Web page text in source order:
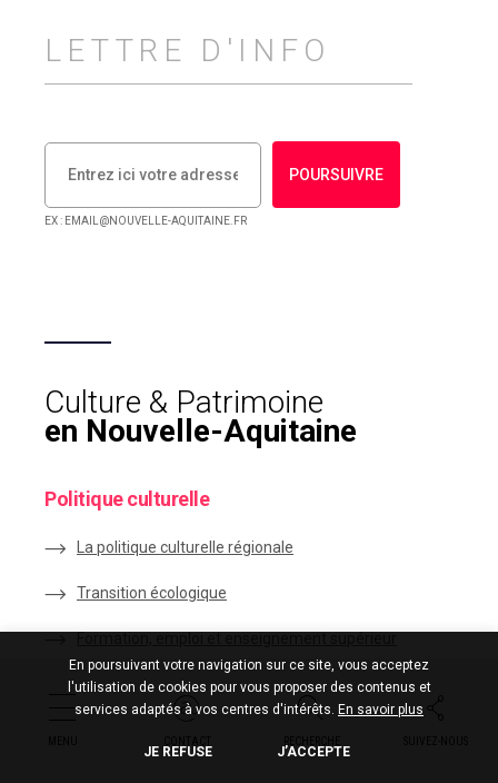
LETTRE D'INFO
POURSUIVRE
EX : EMAIL@NOUVELLE-AQUITAINE.FR
Culture & Patrimoine
en Nouvelle-Aquitaine
Politique culturelle
La politique culturelle régionale
Transition écologique
Dialogue avec le territoire
En poursuivant votre navigation sur ce site, vous acceptez
l'utilisation de cookies pour vous proposer des contenus et
services adaptés à vos centres d'intérêts. En savoir plus
JE REFUSE J’ACCEPTE